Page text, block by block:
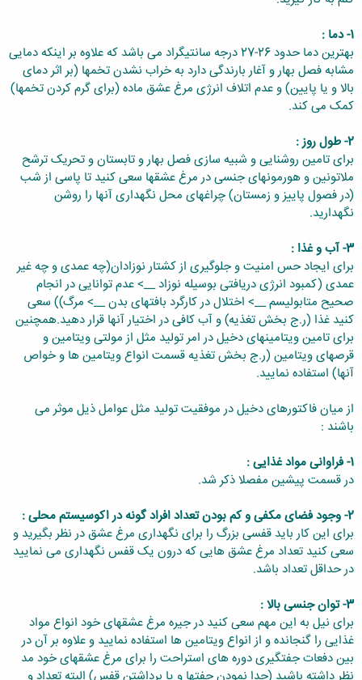
1- دما :
بهترین دما حدود 26-27 درجه سانتیگراد می باشد که علاوه بر اینکه دمایی
مشابه فصل بهار و آغار بارندگی دارد به خراب نشدن تخمها (بر اثر دمای
بالا و یا پایین) و عدم اتلاف انرژی مرغ عشق ماده (برای گرم کردن تخمها)
کمک می کند.
2- طول روز :
برای تامین روشنایی و شبیه سازی فصل بهار و تابستان و تحریک ترشح
ملاتونین و هورمونهای جنسی در مرغ عشقها سعی کنید تا پاسی از شب
(در فصول پاییز و زمستان) چراغهای محل نگهداری آنها را روشن
نگهدارید.
3- آب و غذا :
برای ایجاد حس امنیت و جلوگیری از کشتار نوزادان(چه عمدی و چه غیر
عمدی (کمبود انرژی دریافتی بوسیله نوزاد __> عدم توانایی در انجام
صحیح متابولیسم __> اختلال در کارگرد بافتهای بدن __> مرگ)) سعی
کنید غذا (ر.ج بخش تغذیه) و آب کافی در اختیار آنها قرار دهید.همچنین
برای تامین ویتامینهای دخیل در امر تولید مثل از مولتی ویتامین و
قرصهای ویتامین (ر.ج بخش تغذیه قسمت انواع ویتامین ها و خواص
آنها) استفاده نمایید.
از میان فاکتورهای دخیل در موفقیت تولید مثل عوامل ذیل موثر می
باشند :
1- فراوانی مواد غذایی :
در قسمت پیشین مفصلا ذکر شد.
2- وجود فضای مکفی و کم بودن تعداد افراد گونه در اکوسیستم محلی :
برای این کار باید قفسی بزرگ را برای نگهداری مرغ عشق در نظر بگیرید و
سعی کنید تعداد مرغ عشق هایی که درون یک قفس نگهداری می نمایید
در حداقل تعداد باشد.
3- توان جنسی بالا :
برای نیل به این مهم سعی کنید در جیره مرغ عشقهای خود انواع مواد
غذایی را گنجانده و از انواع ویتامین ها استفاده نمایید و علاوه بر آن در
بین دفعات جفتگیری دوره های استراحت را برای مرغ عشقهای خود مد
نظر داشته باشید (جدا نمودن جفتها و یا برداشتن قفس) البته تعداد و